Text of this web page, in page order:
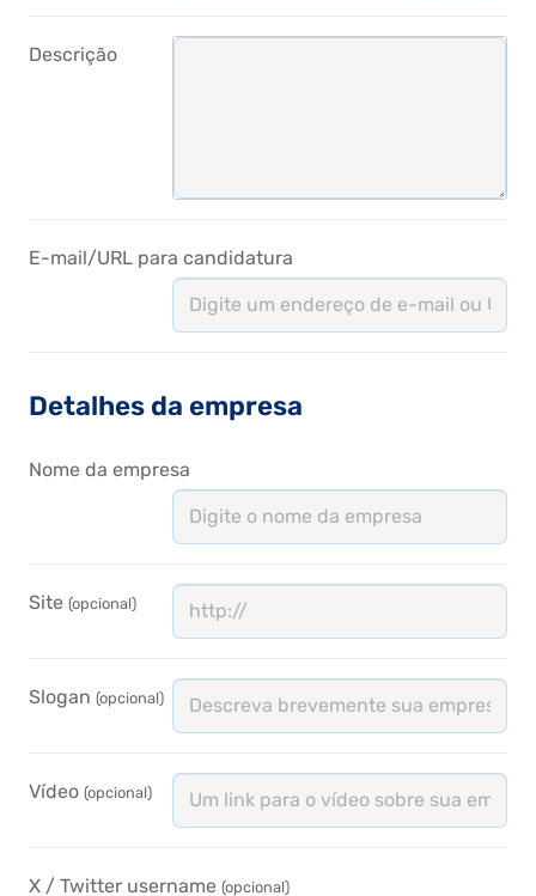
Descrição
E-mail/URL para candidatura
Detalhes da empresa
Nome da empresa
Site (opcional)
Slogan (opcional)
Vídeo (opcional)
X / Twitter username (opcional)